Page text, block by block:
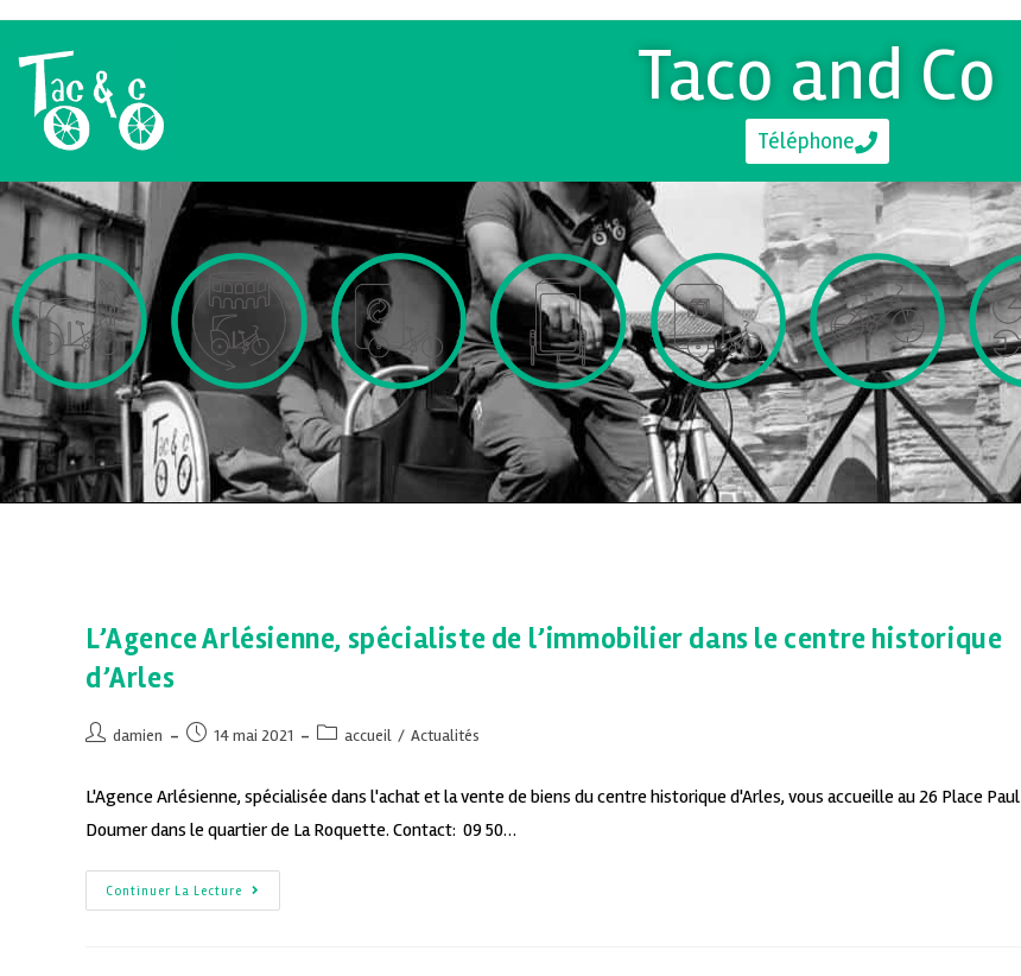
Taco and Co
Téléphone
L’Agence Arlésienne, spécialiste de l’immobilier dans le centre historique
d’Arles
damien 14 mai 2021 accueil / Actualités
L'Agence Arlésienne, spécialisée dans l'achat et la vente de biens du centre historique d'Arles, vous accueille au 26 Place Paul
Doumer dans le quartier de La Roquette. Contact: 09 50…
Continuer La Lecture